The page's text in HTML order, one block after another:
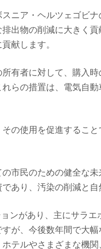
ニア・ヘルツェゴビ
出物の削減に大きく
献します。
有者に対して、購入
らの措置は、電気自
の使用を促進するこ
市民のための健全な
あり、汚染の削減と
ンがあり、主にサラ
が、今後数年間で大
テルやさまざまな機